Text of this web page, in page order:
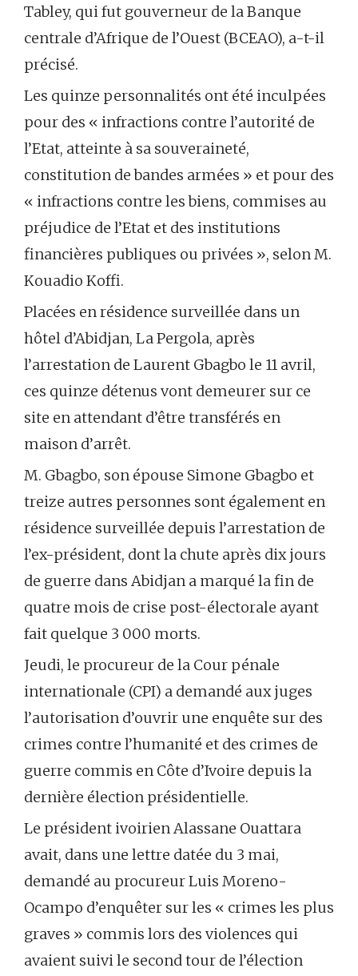
Tabley, qui fut gouverneur de la Banque
centrale d’Afrique de l’Ouest (BCEAO), a-t-il
précisé.
Les quinze personnalités ont été inculpées
pour des « infractions contre l’autorité de
l’Etat, atteinte à sa souveraineté,
constitution de bandes armées » et pour des
« infractions contre les biens, commises au
préjudice de l’Etat et des institutions
financières publiques ou privées », selon M.
Kouadio Koffi.
Placées en résidence surveillée dans un
hôtel d’Abidjan, La Pergola, après
l’arrestation de Laurent Gbagbo le 11 avril,
ces quinze détenus vont demeurer sur ce
site en attendant d’être transférés en
maison d’arrêt.
M. Gbagbo, son épouse Simone Gbagbo et
treize autres personnes sont également en
résidence surveillée depuis l’arrestation de
l’ex-président, dont la chute après dix jours
de guerre dans Abidjan a marqué la fin de
quatre mois de crise post-électorale ayant
fait quelque 3 000 morts.
Jeudi, le procureur de la Cour pénale
internationale (CPI) a demandé aux juges
l’autorisation d’ouvrir une enquête sur des
crimes contre l’humanité et des crimes de
guerre commis en Côte d’Ivoire depuis la
dernière élection présidentielle.
Le président ivoirien Alassane Ouattara
avait, dans une lettre datée du 3 mai,
demandé au procureur Luis Moreno-
Ocampo d’enquêter sur les « crimes les plus
graves » commis lors des violences qui
avaient suivi le second tour de l’élection